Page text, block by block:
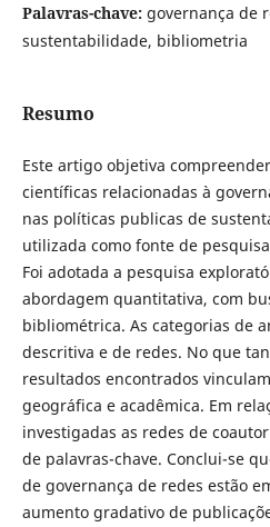
Palavras-chave: governança de
sustentabilidade, bibliometria
Resumo
Este artigo objetiva
científicas relacionadas à
nas políticas publicas de
utilizada como fonte de
Foi adotada a pesquisa
abordagem quantitativa, com
bibliométrica. As categorias de
descritiva e de redes. No que
resultados encontrados
geográfica e acadêmica. Em
investigadas as redes de
de palavras-chave. Conclui-se
de governança de redes estão
aumento gradativo de